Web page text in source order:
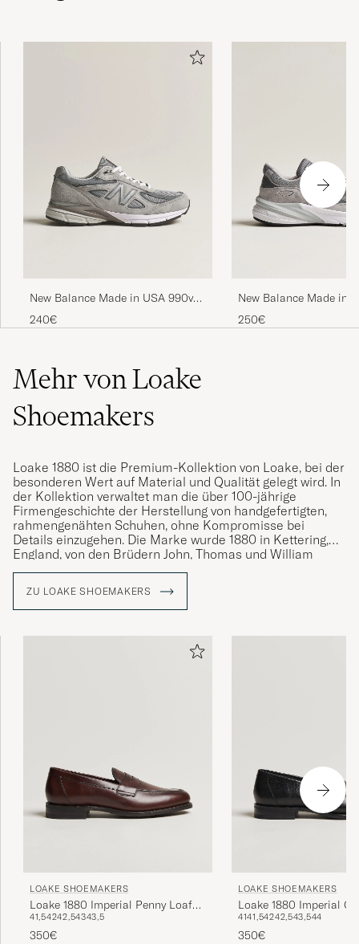
TOMAS P GEKAUFT AM AUF CAREOFCARL.SE
Grymt sköna och snygga skor! Hög kvalitet
New Balance Made in USA 990v4
Sneakers Grey
240€
New Balance Made in
USA 990v6 Sneakers
250€
Mehr von Loake
Shoemakers
Loake 1880 ist die Premium-Kollektion von Loake, bei der
besonderen Wert auf Material und Qualität gelegt wird. In
der Kollektion verwaltet man die über 100-jährige
Firmengeschichte der Herstellung von handgefertigten,
rahmengenähten Schuhen, ohne Kompromisse bei
Details einzugehen. Die Marke wurde 1880 in Kettering,
England, von den Brüdern John, Thomas und William
Loake gegründet und hat im Laufe der Jahre mehr als 50
Die gesamte Herstellungszeit eines Paares Schuhe von
Schuh mit einer rahmengenähten Konstruktion
hergestellt wird, d. h. die Schuhe werden mit einer
ZU LOAKE SHOEMAKERS
LOAKE SHOEMAKERS
Loake 1880 Imperial Penny Loafer
Dark Brown
41,54242,54343,5
350€
LOAKE SHOEMAKERS
Loake 1880 Imperial
Penny Loafer Black
4141,54242,543,544
350€